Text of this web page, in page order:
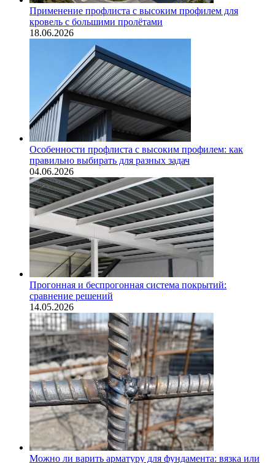
Применение профлиста с высоким профилем для
кровель с большими пролётами
18.06.2026
Особенности профлиста с высоким профилем: как
правильно выбирать для разных задач
04.06.2026
Прогонная и беспрогонная система покрытий:
сравнение решений
14.05.2026
Можно ли варить арматуру для фундамента: вязка или